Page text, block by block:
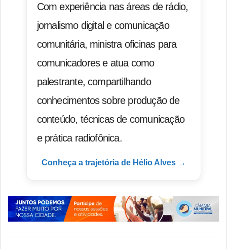
Com experiência nas áreas de rádio,
jornalismo digital e comunicação
comunitária, ministra oficinas para
comunicadores e atua como
palestrante, compartilhando
conhecimentos sobre produção de
conteúdo, técnicas de comunicação
e prática radiofônica.
Conheça a trajetória de Hélio Alves →